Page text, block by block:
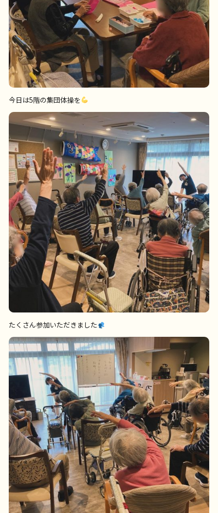
今日は5階の集団体操を
たくさん参加いただきました